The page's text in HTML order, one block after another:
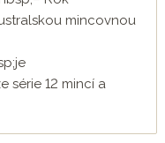
mincovnou
série 12 mincí a